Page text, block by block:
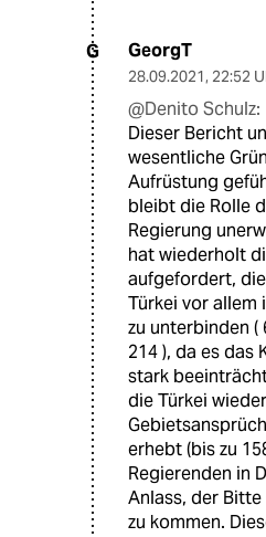
G GeorgT
28.09.2021, 22:52
@Denito Schulz:
Dieser Bericht
wesentliche
Aufrüstung
bleibt die Rolle
Regierung
hat wiederholt
aufgefordert,
Türkei vor allem
zu unterbinden (
214 ), da es
stark
die Türkei
erhebt (bis zu
Regierenden in
Anlass, der
zu kommen.